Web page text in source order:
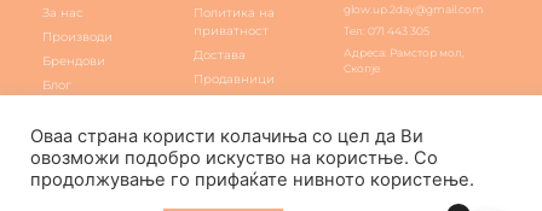
За нас
Производи
Брендови
Блог
Политика на
приватност
Достава
Продавници
glow.up.2day@gmail.com
Тел: 071 443 305
Адреса: Рамстор мол,
Скопје
Оваа страна користи колачиња со цел да Ви
овозможи подобро искуство на користње. Со
продолжување го прифаќате нивното користење.